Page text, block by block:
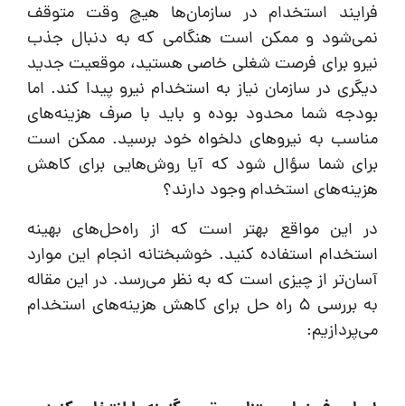
فرایند استخدام در سازمان‌ها هیچ وقت متوقف
نمی‌شود و ممکن است هنگامی که به دنبال جذب
نیرو برای فرصت شغلی خاصی هستید، موقعیت جدید
دیگری در سازمان نیاز به استخدام نیرو پیدا کند. اما
بودجه شما محدود بوده و باید با صرف هزینه‌های
مناسب به نیروهای دلخواه خود برسید. ممکن است
برای شما سؤال شود که آیا روش‌هایی برای کاهش
هزینه‌های استخدام وجود دارند؟
در این مواقع بهتر است که از راه‌حل‌های بهینه
استخدام استفاده کنید. خوشبختانه انجام این موارد
آسان‌تر از چیزی است که به نظر می‌رسد. در این مقاله
به بررسی 5 راه حل برای کاهش هزینه‌های استخدام
می‌پردازیم: